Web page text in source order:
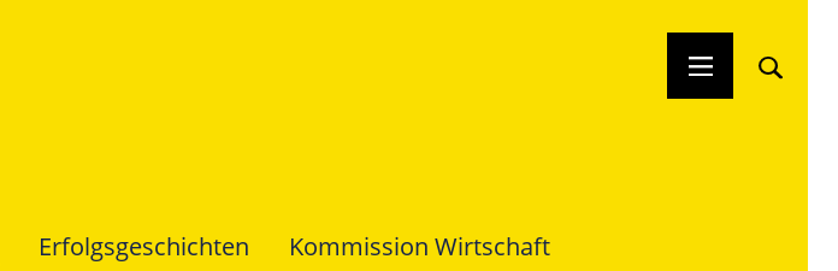
Erfolgsgeschichten
Kommission Wirtschaft